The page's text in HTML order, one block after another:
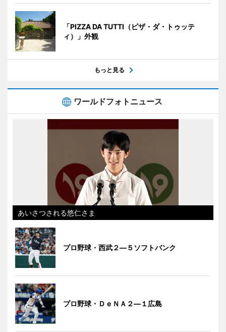
「PIZZA DA TUTTI（ピザ・ダ・トゥッテ
ィ）」外観
もっと見る
ワールドフォトニュース
あいさつされる悠仁さま
プロ野球・西武２―５ソフトバンク
プロ野球・ＤｅＮＡ２―１広島